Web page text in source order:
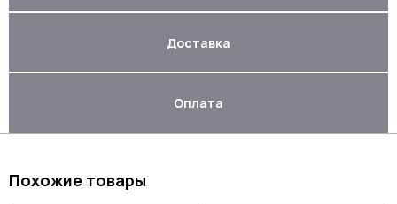
Доставка
Оплата
Похожие товары